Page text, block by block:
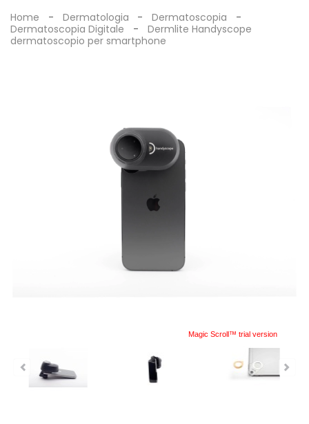
Home Dermatologia
Dermatoscopia
Dermatoscopia Digitale
Dermlite Handyscope
dermatoscopio per smartphone
Magic Scroll™ trial version